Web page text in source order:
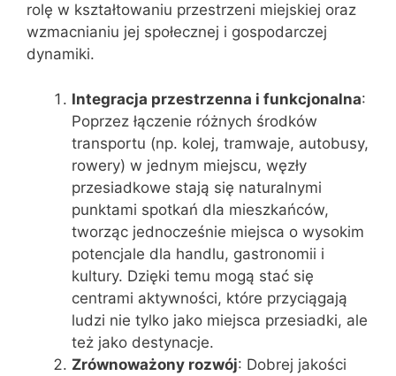
rolę w kształtowaniu przestrzeni miejskiej oraz
wzmacnianiu jej społecznej i gospodarczej
dynamiki.
Integracja przestrzenna i funkcjonalna:
Poprzez łączenie różnych środków
transportu (np. kolej, tramwaje, autobusy,
rowery) w jednym miejscu, węzły
przesiadkowe stają się naturalnymi
punktami spotkań dla mieszkańców,
tworząc jednocześnie miejsca o wysokim
potencjale dla handlu, gastronomii i
kultury. Dzięki temu mogą stać się
centrami aktywności, które przyciągają
ludzi nie tylko jako miejsca przesiadki, ale
też jako destynacje.
Zrównoważony rozwój: Dobrej jakości